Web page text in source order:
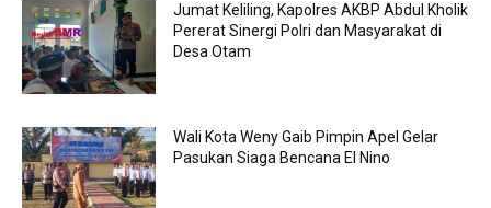
Jumat Keliling, Kapolres AKBP Abdul Kholik
Pererat Sinergi Polri dan Masyarakat di
Desa Otam
Wali Kota Weny Gaib Pimpin Apel Gelar
Pasukan Siaga Bencana El Nino